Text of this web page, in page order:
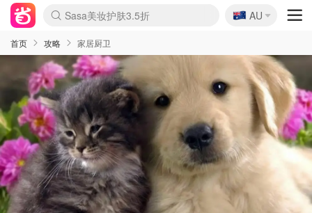
lululemon折扣上新
Sasa美妆护肤3.5折
SSENSE年中3折
FreshBeauty好价汇总
Cettire降价+叠9折
Farfetch折上8折
WWS Coles超市实拍
viagogo二手票捡漏
Myer清仓1折起
The Outnet奢牌1折起
David Jones 3折起
Flannels大牌1折
Perfumes Club护肤1折
AMIRO返校季6.2折
Oweek抽奖送Airpods
Amazon折扣汇总
eToro入金$200送$50
Amazon数码好物
ICONIC本周7.5折
ThedoubleF高奢地板价
Moose Knuckles 6折
丝芙兰5折起
EUFY官网3.7折起
Selenichast首饰2折
Trip机票酒店促销
YSL送5件彩妆礼
Amazon家居好物
BIGBANG巡演开票
David Jones时尚3折
Amazon美妆护肤
雅漾大喷$8
过敏原检测盒$33
伊索独家赠50ml沐浴露
科颜氏清仓3折
SEALIFE海洋馆门票6折
丝塔芙大白罐$16
订阅Newsletter送香薰
Cult Beauty 6.8折
Harrods圣诞日历2.3折
LN-CC奢牌私促3折
d'Alba空姐喷雾$16
EVE LOM套装逆天2折
Bernardelli独家4折
Adore Beauty 6折起
CT圣诞日历
Mytheresa奢品2.7折
Luxury Escapes 9折
Currentbody美容仪9折
MOON Garden Live
ALLSAINTS美衣3折
Roborock扫地机3.7折
Tingo Life水杯$24
Valentino官网5折
CR洗发护发6.3折
🇦🇺
AU
首页 攻略 家居厨卫